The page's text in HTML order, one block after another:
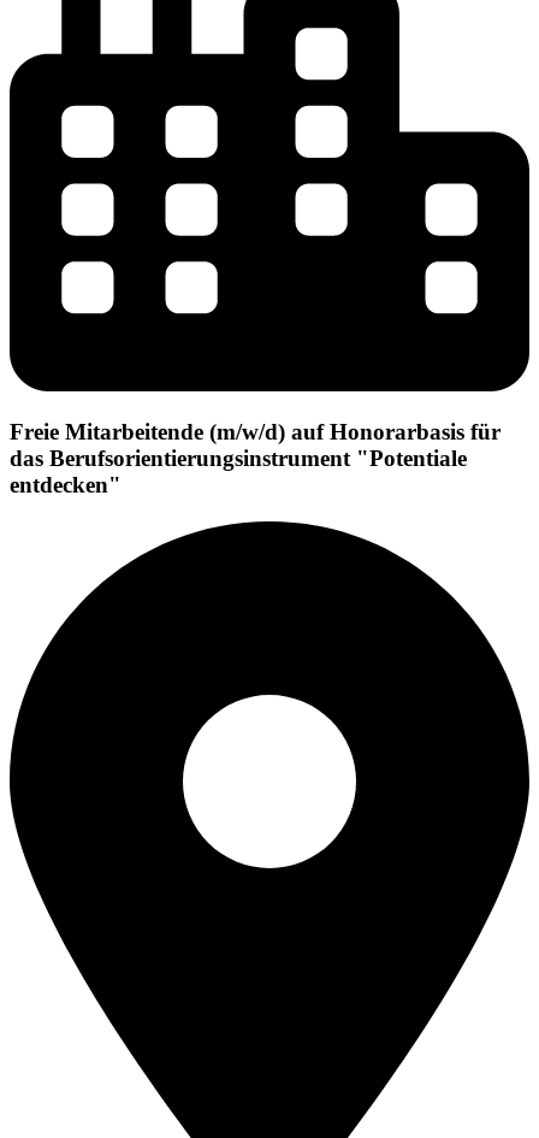
Freie Mitarbeitende (m/w/d) auf Honorarbasis für
das Berufsorientierungsinstrument "Potentiale
entdecken"